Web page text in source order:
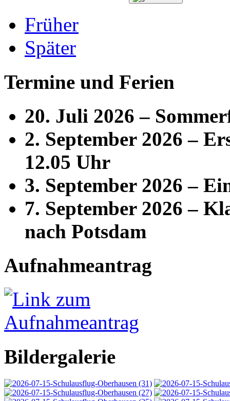
Früher
Später
Termine und Ferien
20. Juli 2026 –
2. September 2026 –
12.05 Uhr
3. September 2026 –
7. September 2026 –
nach Potsdam
Aufnahmeantrag
Bildergalerie